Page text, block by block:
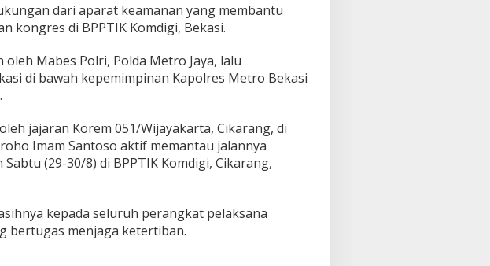
dari aparat keamanan yang membantu
kongres di BPPTIK Komdigi, Bekasi.
Mabes Polri, Polda Metro Jaya, lalu
di bawah kepemimpinan Kapolres Metro Bekasi
jajaran Korem 051/Wijayakarta, Cikarang, di
Imam Santoso aktif memantau jalannya
(29-30/8) di BPPTIK Komdigi, Cikarang,
kepada seluruh perangkat pelaksana
bertugas menjaga ketertiban.